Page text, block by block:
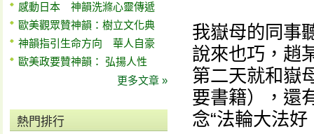
感動日本 神韻洗滌心靈傳遞
歐美觀眾贊神韻：樹立文化典
神韻指引生命方向 華人自豪
歐美政要贊神韻： 弘揚人性
更多文章 »
熱門排行
我嶽母的同事
說來也巧，趙
第二天就和嶽
要書籍），還
念“法輪大法